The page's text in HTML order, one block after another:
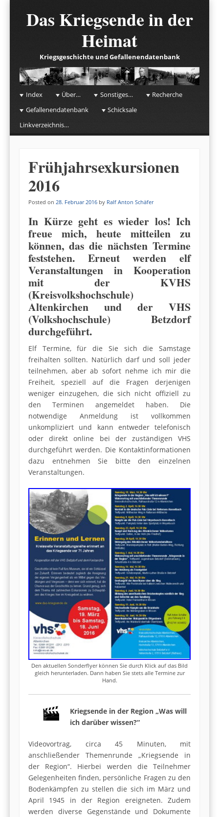
Das Kriegsende in der
Heimat
Kriegsgeschichte und Gefallenendatenbank
☰Menu
Skip to content
Index Über… Sonstiges…
Recherche
Gefallenendatenbank
Schicksale
Linkverzeichnis…
Frühjahrsexkursionen
2016
Posted on 28. Februar 2016 by Ralf Anton Schäfer
In Kürze geht es wieder los! Ich
freue mich, heute mitteilen zu
können, das die nächsten Termine
feststehen. Erneut werden elf
Veranstaltungen in Kooperation
mit der KVHS
(Kreisvolkshochschule)
Altenkirchen und der VHS
(Volkshochschule) Betzdorf
durchgeführt.
Elf Termine, für die Sie sich die Samstage
freihalten sollten. Natürlich darf und soll jeder
teilnehmen, aber ab sofort nehme ich mir die
Freiheit, speziell auf die Fragen derjenigen
weniger einzugehen, die sich nicht offiziell zu
den Terminen angemeldet haben. Die
notwendige Anmeldung ist vollkommen
unkompliziert und kann entweder telefonisch
oder direkt online bei der zuständigen VHS
durchgeführt werden. Die Kontaktinformationen
dazu entnehmen Sie bitte den einzelnen
Veranstaltungen.
Den aktuellen Sonderflyer können Sie durch Klick auf das Bild
gleich herunterladen. Dann haben Sie stets alle Termine zur
Hand.
Kriegsende in der Region „Was will
ich darüber wissen?“
Videovortrag, circa 45 Minuten, mit
anschließender Themenrunde „Kriegsende in
der Region“. Hierbei werden die Teilnehmer
Gelegenheiten finden, persönliche Fragen zu den
Bodenkämpfen zu stellen die sich im März und
April 1945 in der Region ereigneten. Zudem
werden diverse Gegenstände und Dokumente